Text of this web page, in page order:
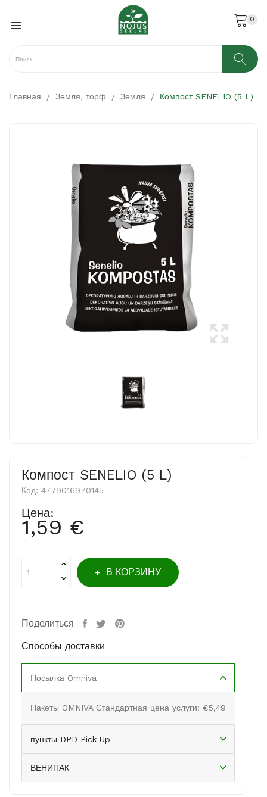
 0
Главная Земля, торф Земля Компост SENELIO (5 L)
Компост SENELIO (5 L)
Код: 4779016970145
Цена:
1,59 €
В КОРЗИНУ
Поделиться
Способы доставки
Посылка Omniva
Пакеты OMNIVA Стандартная цена услуги: €5,49
пункты DPD Pick Up
ВЕНИПАК